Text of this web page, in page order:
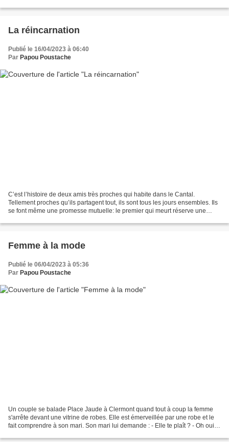
La réincarnation
Publié le 16/04/2023 à 06:40
Par Papou Poustache
C’est l’histoire de deux amis très proches qui habite dans le Cantal.
Tellement proches qu’ils partagent tout, ils sont tous les jours ensembles. Ils
se font même une promesse mutuelle: le premier qui meurt réserve une
Femme à la mode
Publié le 06/04/2023 à 05:36
Par Papou Poustache
Un couple se balade Place Jaude à Clermont quand tout à coup la femme
s'arrête devant une vitrine de robes. Elle est émerveillée par une robe et le
fait comprendre à son mari. Son mari lui demande : - Elle te plaît ? - Oh oui,